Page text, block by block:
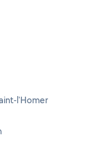
l'Homer